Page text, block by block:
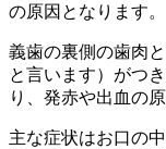
の原因となります。
義歯の裏側の歯肉
と言います）がつ
り、発赤や出血の
主な症状はお口の